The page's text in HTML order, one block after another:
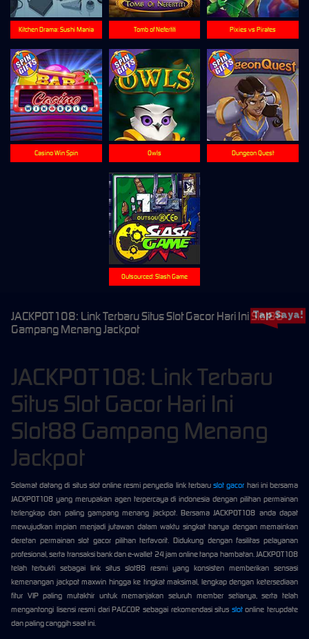
Tap Saya!
Casino Win Spin
Tomb of Nefertiti
Dungeon Quest
Outsourced: Slash Game
Owls
Kitchen Drama: Sushi Mania Pixies vs Pirates
JACKPOT108: Link Terbaru Situs Slot Gacor Hari Ini Slot88
Gampang Menang Jackpot
JACKPOT108: Link Terbaru
Situs Slot Gacor Hari Ini
Slot88 Gampang Menang
Jackpot
Selamat datang di situs slot online resmi penyedia link terbaruslot gacor hari ini bersama
JACKPOT108 yang merupakan agen terpercaya di indonesia dengan pilihan permainan
terlengkap dan paling gampang menang jackpot. Bersama JACKPOT108 anda dapat
mewujudkan impian menjadi jutawan dalam waktu singkat hanya dengan memainkan
deretan permainan slot gacor pilihan terfavorit. Didukung dengan fasilitas pelayanan
profesional, serta transaksi bank dan e-wallet 24 jam online tanpa hambatan. JACKPOT108
telah terbukti sebagai link situs slot88 resmi yang konsisten memberikan sensasi
kemenangan jackpot maxwin hingga ke tingkat maksimal, lengkap dengan ketersediaan
fitur VIP paling mutakhir untuk memanjakan seluruh member setianya, serta telah
mengantongi lisensi resmi dari PAGCOR sebagai rekomendasi situs slotonline terupdate
dan paling canggih saat ini.